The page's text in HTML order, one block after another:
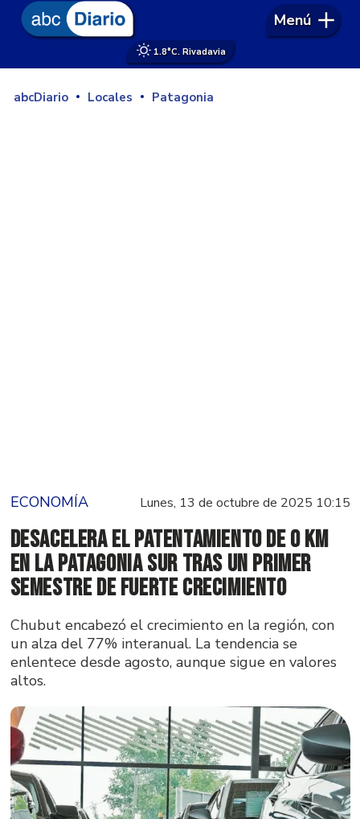
1.8°C. Rivadavia
Menú
abcDiario Locales Patagonia
ECONOMÍA Lunes, 13 de octubre de 2025 10:15
Desacelera el patentamiento de 0 km
en la Patagonia Sur tras un primer
semestre de fuerte crecimiento
Chubut encabezó el crecimiento en la región, con
un alza del 77% interanual. La tendencia se
enlentece desde agosto, aunque sigue en valores
altos.